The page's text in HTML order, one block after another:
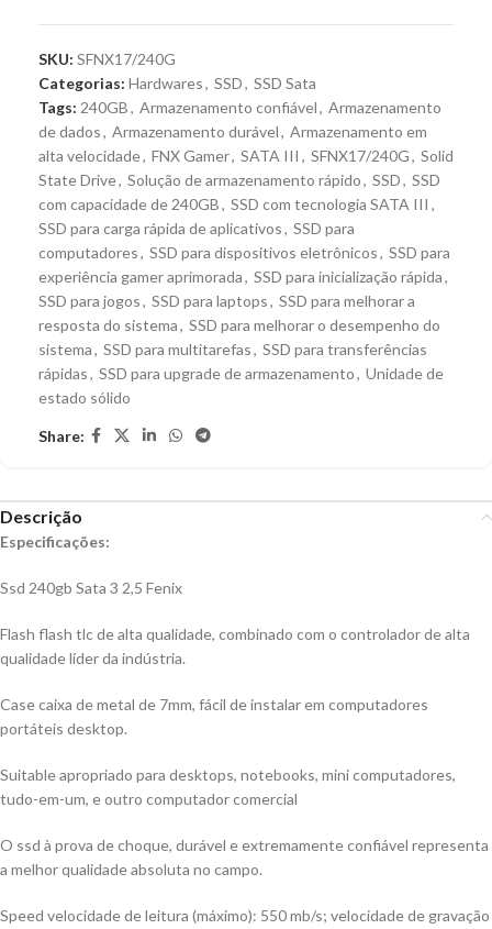
SKU: SFNX17/240G
Categorias: Hardwares, SSD, SSD Sata
Tags: 240GB, Armazenamento confiável, Armazenamento
de dados, Armazenamento durável, Armazenamento em
alta velocidade, FNX Gamer, SATA III , SFNX17/240G, Solid
State Drive, Solução de armazenamento rápido, SSD, SSD
com capacidade de 240GB, SSD com tecnologia SATA III ,
SSD para carga rápida de aplicativos, SSD para
computadores, SSD para dispositivos eletrônicos, SSD para
experiência gamer aprimorada, SSD para inicialização rápida,
SSD para jogos, SSD para laptops, SSD para melhorar a
resposta do sistema, SSD para melhorar o desempenho do
sistema, SSD para multitarefas, SSD para transferências
rápidas, SSD para upgrade de armazenamento, Unidade de
estado sólido
Share:
Descrição
Especificações:
Ssd 240gb Sata 3 2,5 Fenix
Flash flash tlc de alta qualidade, combinado com o controlador de alta
qualidade líder da indústria.
Case caixa de metal de 7mm, fácil de instalar em computadores
portáteis desktop.
Suitable apropriado para desktops, notebooks, mini computadores,
tudo-em-um, e outro computador comercial
O ssd à prova de choque, durável e extremamente confiável representa
a melhor qualidade absoluta no campo.
Speed velocidade de leitura (máximo): 550 mb/s; velocidade de gravação